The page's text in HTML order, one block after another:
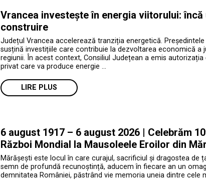
Vrancea investește în energia viitorului:
construire
Județul Vrancea accelerează tranziția energetică.
susțină investițiile care contribuie la dezvoltarea economică a
regiunii. În acest context, Consiliul Județean a emis
privat care va produce energie …
LIRE PLUS
6 august 1917 – 6 august 2026 | Celebrăm
Război Mondial la Mausoleele Eroilor din
Mărășești este locul în care curajul, sacrificiul și dragostea de
semn de profundă recunoștință, aducem în fiecare an un
demnitatea României, păstrând vie memoria uneia dintre cele